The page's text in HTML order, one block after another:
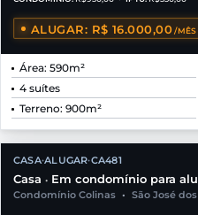
ALUGAR: R$ 16.000,00 /MÊS
Área: 590m²
4 suítes
Terreno: 900m²
CASA•ALUGAR•CA481
Casa • Em condomínio para
Condomínio Colinas • São José